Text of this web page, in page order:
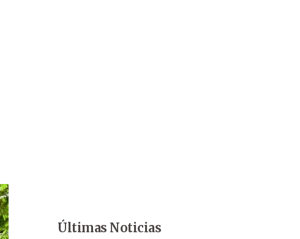
Últimas Noticias